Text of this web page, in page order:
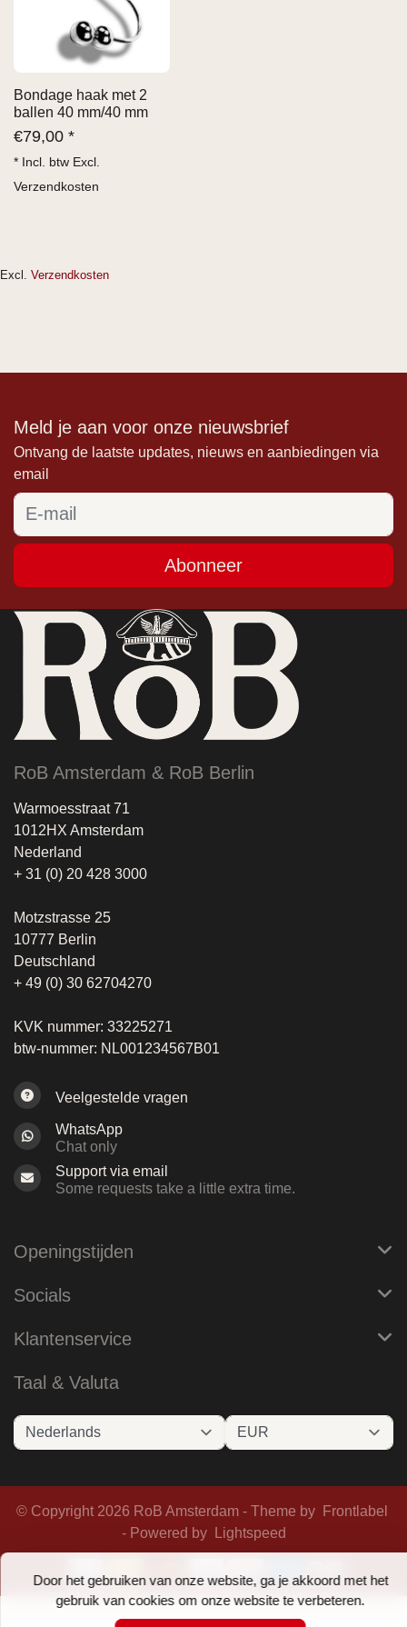
Door het gebruiken van onze website, ga je akkoord met het
gebruik van cookies om onze website te verbeteren.
Bondage haak met 2
ballen 40 mm/40 mm
€79,00 *
* Incl. btw Excl.
Verzendkosten
Excl. Verzendkosten
Meld je aan voor onze nieuwsbrief
Ontvang de laatste updates, nieuws en aanbiedingen via
email
Abonneer
RoB Amsterdam & RoB Berlin
Warmoesstraat 71
1012HX Amsterdam
Nederland
+ 31 (0) 20 428 3000
Motzstrasse 25
10777 Berlin
Deutschland
+ 49 (0) 30 62704270
KVK nummer: 33225271
btw-nummer: NL001234567B01
Veelgestelde vragen
WhatsApp
Chat only
Support via email
Some requests take a little extra time.
Openingstijden
Socials
Klantenservice
Taal & Valuta
© Copyright 2026 RoB Amsterdam - Theme by
Frontlabel
- Powered by
Lightspeed